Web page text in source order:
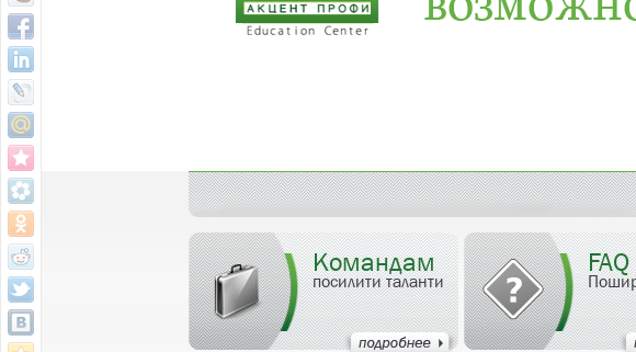
Командам
посилити таланти
FAQ